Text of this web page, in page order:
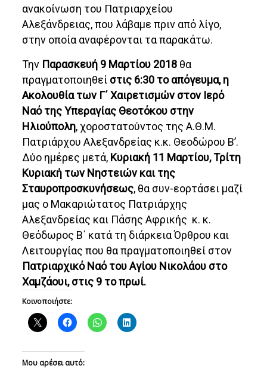
ανακοίνωση του Πατριαρχείου
Αλεξάνδρειας, που λάβαμε πριν από λίγο,
στην οποία αναφέρονται τα παρακάτω.
Την Παρασκευή 9 Μαρτίου 2018 θα
πραγματοποιηθεί στις 6:30 το απόγευμα, η
Ακολουθία των Γ΄ Χαιρετισμών στον Ιερό
Ναό της Υπεραγίας Θεοτόκου στην
Ηλιούπολη, χοροστατούντος της Α.Θ.Μ.
Πατριάρχου Αλεξανδρείας κ.κ. Θεοδώρου Β’.
Δύο ημέρες μετά, Κυριακή 11 Μαρτίου, Τρίτη
Κυριακή των Νηστειών και της
Σταυροπροσκυνήσεως, θα συν-εορτάσει μαζί
μας ο Μακαριώτατος Πατριάρχης
Αλεξανδρείας και Πάσης Αφρικής κ. κ.
Θεόδωρος Β΄ κατά τη διάρκεια Όρθρου και
Λειτουργίας που θα πραγματοποιηθεί στον
Πατριαρχικό Ναό του Αγίου Νικολάου στο
Χαμζάουι, στις 9 το πρωί.
Κοινοποιήστε:
Μου αρέσει αυτό: